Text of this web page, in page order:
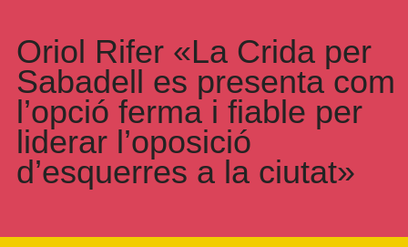
Oriol Rifer «La Crida per
Sabadell es presenta com
l’opció ferma i fiable per
liderar l’oposició
d’esquerres a la ciutat»